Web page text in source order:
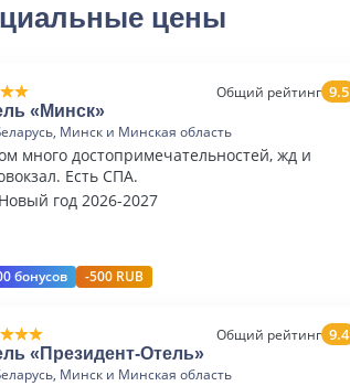
цены
Общий рейтинг 9.5
«Минск»
Минск и Минская область
много достопримечательностей, жд и
Есть СПА.
Новый год 2026-2027
бонусов -500 RUB
Общий рейтинг 9.4
«Президент-Отель»
Минск и Минская область